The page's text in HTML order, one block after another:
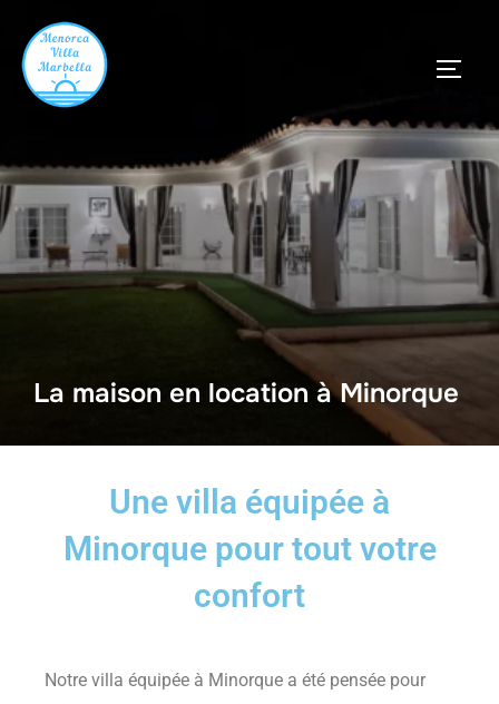
La maison en location à Minorque
Une villa équipée à
Minorque pour tout votre
confort
Notre villa équipée à Minorque a été pensée pour